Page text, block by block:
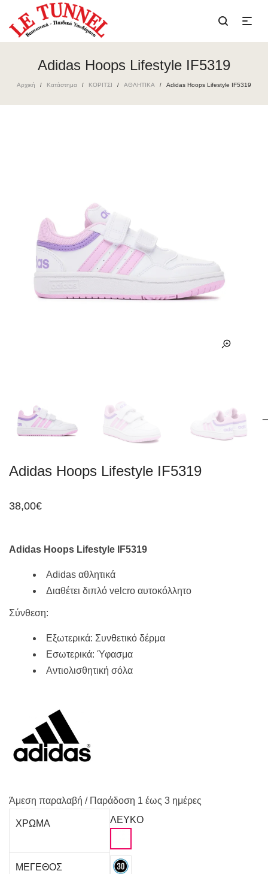
Adidas Hoops Lifestyle IF5319
Αρχική / Κατάστημα / ΚΟΡΙΤΣΙ / ΑΘΛΗΤΙΚΑ / Adidas Hoops Lifestyle IF5319
Adidas Hoops Lifestyle IF5319
38,00€
Adidas Hoops Lifestyle IF5319
Adidas αθλητικά
Διαθέτει διπλό velcro αυτοκόλλητο
Σύνθεση:
Εξωτερικά: Συνθετικό δέρμα
Εσωτερικά: Ύφασμα
Αντιολισθητική σόλα
Άμεση παραλαβή / Παράδoση 1 έως 3 ημέρες
ΧΡΩΜΑ ΛΕΥΚΟ
ΜΕΓΕΘΟΣ